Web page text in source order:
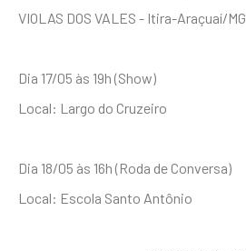
VIOLAS DOS VALES - Itira-Araçuaí/MG
Dia 17/05 às 19h (Show)
Local: Largo do Cruzeiro
Dia 18/05 às 16h (Roda de Conversa)
Local: Escola Santo Antônio